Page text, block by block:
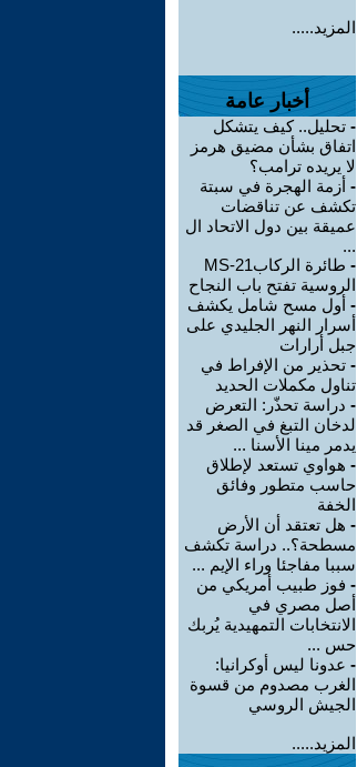
المزيد.....
أخبار عامة
- تحليل.. كيف يتشكل
اتفاق بشأن مضيق هرمز
لا يريده ترامب؟
- أزمة الهجرة في سبتة
تكشف عن تناقضات
عميقة بين دول الاتحاد ال
...
-
طائرة الركابMS-21
الروسية تفتح باب النجاح
- أول مسح شامل يكشف
أسرار النهر الجليدي على
جبل أرارات
- تحذير من الإفراط في
تناول مكملات الحديد
- دراسة تحذّر: التعرض
لدخان التبغ في الصغر قد
يدمر مينا الأسنا ...
- هواوي تستعد لإطلاق
حاسب متطور وفائق
الخفة
- هل تعتقد أن الأرض
مسطحة؟.. دراسة تكشف
سببا مفاجئا وراء الإيم ...
- فوز طبيب أمريكي من
أصل مصري في
الانتخابات التمهيدية يُربك
حس ...
- عدونا ليس أوكرانيا:
الغرب مصدوم من قسوة
الجيش الروسي
المزيد.....